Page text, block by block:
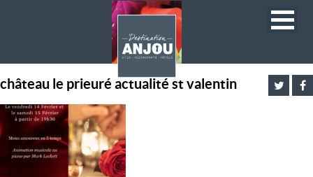
château le prieuré actualité st valentin